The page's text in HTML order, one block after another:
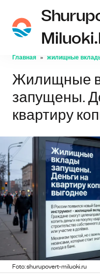
Главная жилищные
Жилищные
запущены.
квартиру
Foto: shurupovert-miluoki.ru